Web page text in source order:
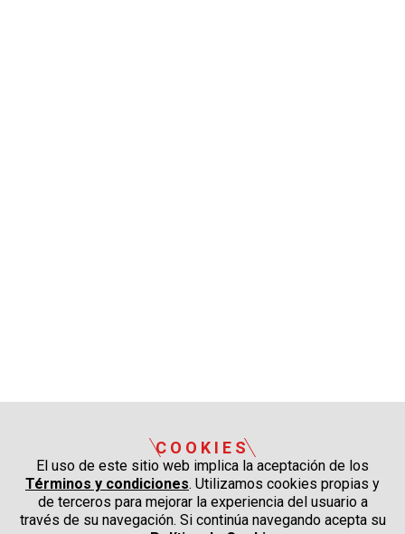
COOKIES
El uso de este sitio web implica la aceptación de los
Términos y condiciones. Utilizamos cookies propias y
de terceros para mejorar la experiencia del usuario a
través de su navegación. Si continúa navegando acepta su